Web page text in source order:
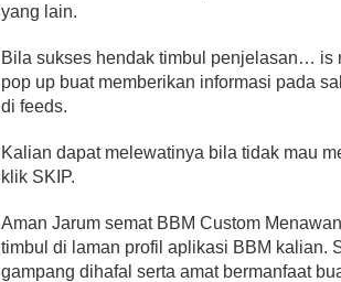
yang lain.
Bila sukses hendak timbul penjelasan… is
pop up buat memberikan informasi pada
di feeds.
Kalian dapat melewatinya bila tidak mau
klik SKIP.
Aman Jarum semat BBM Custom
timbul di laman profil aplikasi BBM kalian.
gampang dihafal serta amat bermanfaat